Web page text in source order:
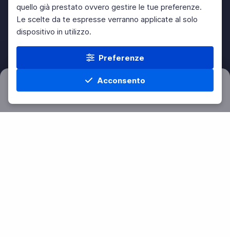
quello già prestato ovvero gestire le tue preferenze.
Le scelte da te espresse verranno applicate al solo
dispositivo in utilizzo.
Preferenze
Acconsento
Home Materie Cerca Menu
Filtri Azzera